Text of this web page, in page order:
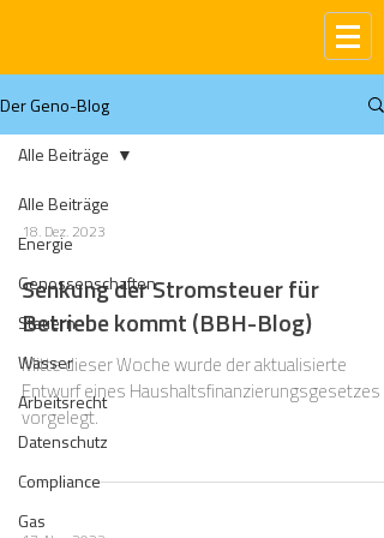
Der Geno-Blog
Alle Beiträge
Energie
Genossenschaften
Steuern
Wasser
Arbeitsrecht
Datenschutz
Compliance
Gas
Alle Beiträge
18. Dez. 2023
Senkung der Stromsteuer für
Betriebe kommt (BBH-Blog)
Mitte dieser Woche wurde der aktualisierte
Entwurf eines Haushaltsfinanzierungsgesetzes
vorgelegt.